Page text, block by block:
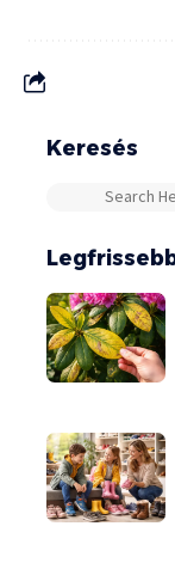
Keresés